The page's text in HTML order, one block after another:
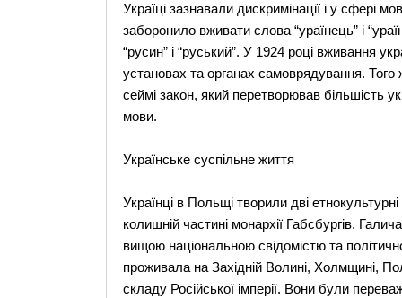
Україці зазнавали дискримінації і у сфері
заборонило вживати слова “ураїнець” і
“русин” і “руський”. У 1924 році вживання
установах та органах самоврядування. Того
сеймі закон, який перетворював більшість
мови.
Українське суспільне життя
Українці в Польщі творили дві
колишній частині монархії Габсбургів.
вищою національною свідомістю та
проживала на Західній Волині, Холмщині,
складу Російської імперії. Вони були